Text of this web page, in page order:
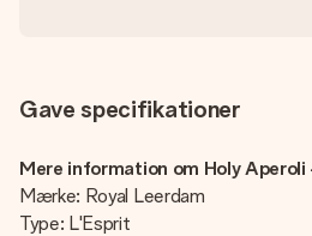
Gave specifikationer
Mere information om Holy
Mærke: Royal Leerdam
Type: L'Esprit